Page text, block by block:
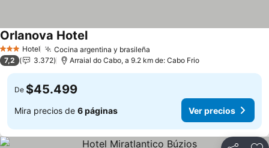
3 Estrellas
Hotel Cocina argentina y brasileña
Orlanova HotelVer precios
7,2 3.372 Arraial do Cabo, a 9.2 km de: Cabo Frio
De $45.499
Mira precios de 6 páginas Ver precios